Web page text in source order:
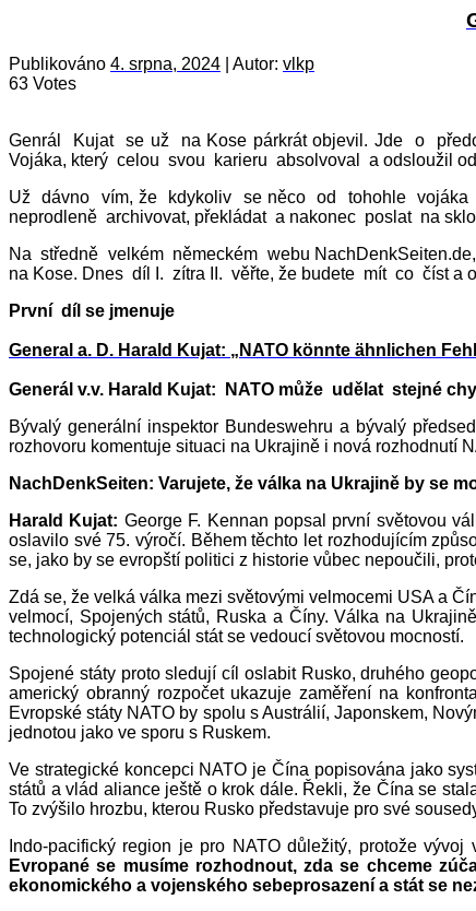
Publikováno 4. srpna, 2024 Autor: vlkp
63 Votes
Genrál Kujat se už na Kose párkrát objevil. Jde o
Vojáka, který celou svou karieru absolvoval a odsloužil
Už dávno vím, že kdykoliv se něco od tohohle vojáka
neprodleně archivovat, překládat a nakonec poslat na
Na středně velkém německém webu
na Kose. Dnes díl I. zítra II. věřte, že budete mít co číst a
První díl se jmenuje
General a. D. Harald Kujat: „NATO könnte ähnlichen
Generál v.v. Harald Kujat: NATO může udělat stejné
Bývalý generální inspektor Bundeswehru a bývalý
rozhovoru komentuje situaci na Ukrajině i nová rozhodnutí
NachDenkSeiten: Varujete, že válka na Ukrajině by se
Harald Kujat: George F. Kennan popsal první světovou
oslavilo své 75. výročí. Během těchto let rozhodujícím
se, jako by se evropští politici z historie vůbec nepoučili,
Zdá se, že velká válka mezi světovými velmocemi USA a
velmocí, Spojených států, Ruska a Číny. Válka na
technologický potenciál stát se vedoucí světovou mocností.
Spojené státy proto sledují cíl oslabit Rusko, druhého
americký obranný rozpočet ukazuje zaměření na
Evropské státy NATO by spolu s Austrálií, Japonskem,
jednotou jako ve sporu s Ruskem.
Ve strategické koncepci NATO je Čína popisována jako
států a vlád aliance ještě o krok dále. Řekli, že Čína se
To zvýšilo hrozbu, kterou Rusko představuje pro své
Indo-pacifický region je pro NATO důležitý, protože
Evropané se musíme rozhodnout, zda se chceme
ekonomického a vojenského sebeprosazení a stát se